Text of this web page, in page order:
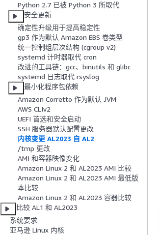
Python 2.7 已被 Python 3 所取代
安全更新
确定性升级用于提高稳定性
gp3 作为默认 Amazon EBS 卷类型
统一控制组层次结构 (cgroup v2)
systemd 计时器取代 cron
改进的工具链：gcc、binutils 和 glibc
systemd 日志取代 rsyslog
最小化程序包依赖
Amazon Corretto 作为默认 JVM
AWS CLIv2
UEFI 首选和安全启动
SSH 服务器默认配置更改
内核变更 AL2023 自 AL2
/tmp 更改
AMI 和容器映像变化
Amazon Linux 2 和 AL2023 AMI 比较
Amazon Linux 2 和 AL2023 AMI 最低版
本比较
Amazon Linux 2 和 AL2023 容器比较
比较 AL1 和 AL2023
系统要求
亚马逊 Linux 内核